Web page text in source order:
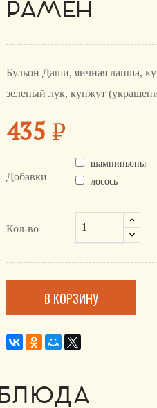
РАМЕН
Бульон Даши, яичная лапша,
зеленый лук, кунжут
435 ₽
Добавки
шампиньоны
лосось
Кол-во
В КОРЗИНУ
БЛЮДА